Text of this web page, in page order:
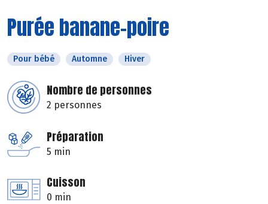
Purée banane-poire
Pour bébé Automne Hiver
Nombre de personnes
2 personnes
Préparation
5 min
Cuisson
0 min